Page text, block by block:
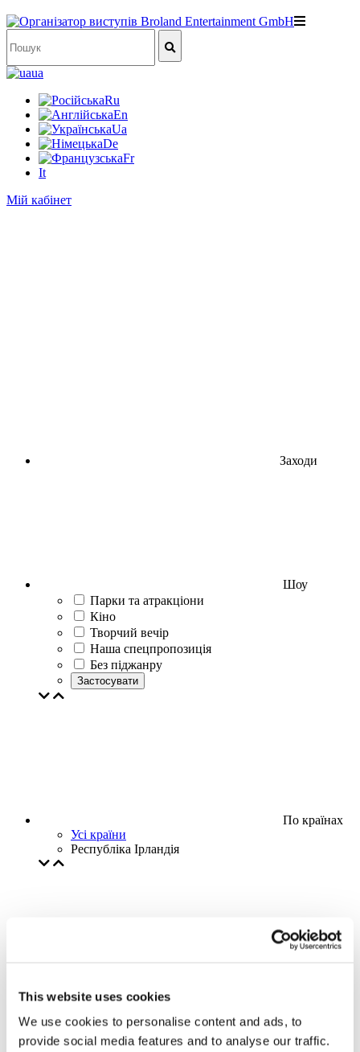
This website uses cookies
We use cookies to personalise content and ads, to
provide social media features and to analyse our traffic.
ua
Ru
En
Ua
De
Fr
It
Мій кабінет
Заходи
Шоу
Парки та атракціони
Кіно
Творчий вечір
Наша спецпропозиція
Без піджанру
Застосувати
По країнах
Усі країни
Республіка Ірландія